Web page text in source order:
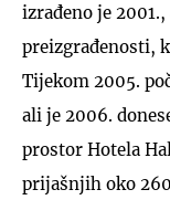
izrađeno je
preizgrađenosti,
Tijekom 2005.
ali je 2006.
prostor Hotela
prijašnjih oko